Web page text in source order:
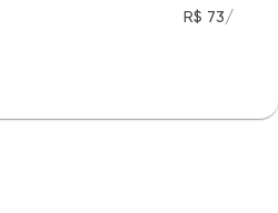
R$ 73/